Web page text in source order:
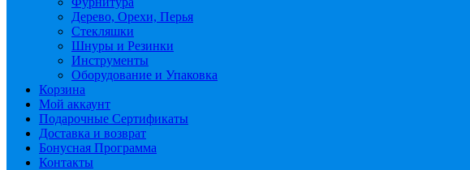
Дерево, Орехи, Перья
Стекляшки
Шнуры и Резинки
Инструменты
Оборудование и Упаковка
Корзина
Мой аккаунт
Подарочные Сертификаты
Доставка и возврат
Бонусная Программа
Контакты